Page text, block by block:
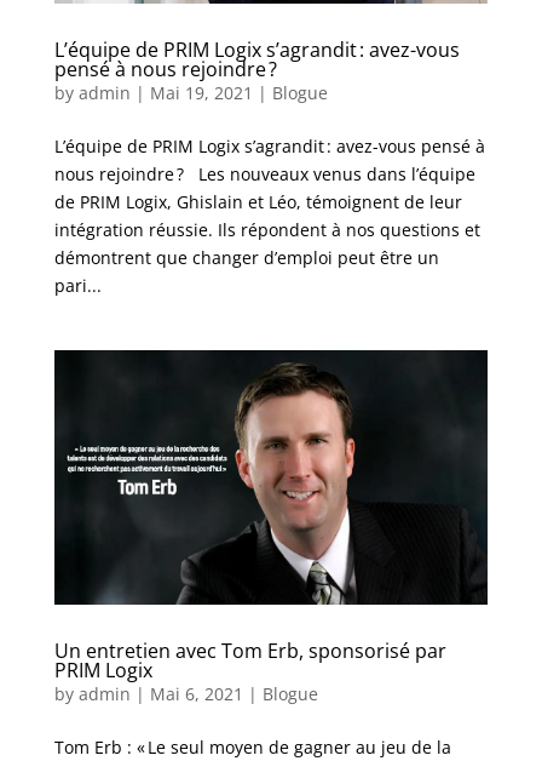
L’équipe de PRIM Logix s’agrandit : avez-vous
pensé à nous rejoindre ?
by admin | Mai 19, 2021 | Blogue
L’équipe de PRIM Logix s’agrandit : avez-vous pensé à
nous rejoindre ? Les nouveaux venus dans l’équipe
de PRIM Logix, Ghislain et Léo, témoignent de leur
intégration réussie. Ils répondent à nos questions et
démontrent que changer d’emploi peut être un
pari...
Un entretien avec Tom Erb, sponsorisé par
PRIM Logix
by admin | Mai 6, 2021 | Blogue
Tom Erb : « Le seul moyen de gagner au jeu de la